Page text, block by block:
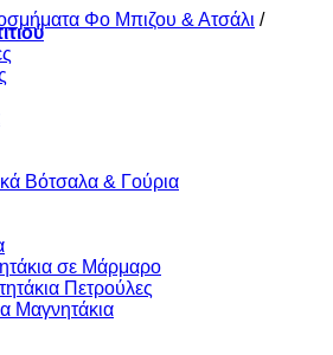
Βότσαλα & Γούρια
σε Μάρμαρο
Πετρούλες
Μαγνητάκια
Φο Μπιζου & Ατσάλι /